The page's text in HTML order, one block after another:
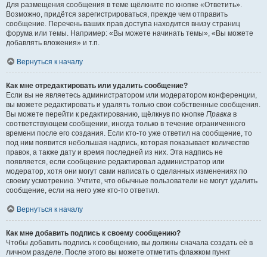
Для размещения сообщения в теме щёлкните по кнопке «Ответить».
Возможно, придётся зарегистрироваться, прежде чем отправить
сообщение. Перечень ваших прав доступа находится внизу страниц
форума или темы. Например: «Вы можете начинать темы», «Вы можете
добавлять вложения» и т.п.
Вернуться к началу
Как мне отредактировать или удалить сообщение?
Если вы не являетесь администратором или модератором конференции,
вы можете редактировать и удалять только свои собственные сообщения.
Вы можете перейти к редактированию, щёлкнув по кнопке Правка в
соответствующем сообщении, иногда только в течение ограниченного
времени после его создания. Если кто-то уже ответил на сообщение, то
под ним появится небольшая надпись, которая показывает количество
правок, а также дату и время последней из них. Эта надпись не
появляется, если сообщение редактировал администратор или
модератор, хотя они могут сами написать о сделанных изменениях по
своему усмотрению. Учтите, что обычные пользователи не могут удалить
сообщение, если на него уже кто-то ответил.
Вернуться к началу
Как мне добавить подпись к своему сообщению?
Чтобы добавить подпись к сообщению, вы должны сначала создать её в
личном разделе. После этого вы можете отметить флажком пункт